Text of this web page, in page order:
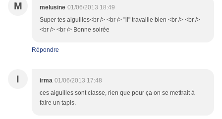
M melusine 01/06/2013 18:49
Super tes aiguilles<br /> <br /> "il" travaille bien <br /> <br />
<br /> <br /> Bonne soirée
Répondre
I irma 01/06/2013 17:48
ces aiguilles sont classe, rien que pour ça on se mettrait à
faire un tapis.